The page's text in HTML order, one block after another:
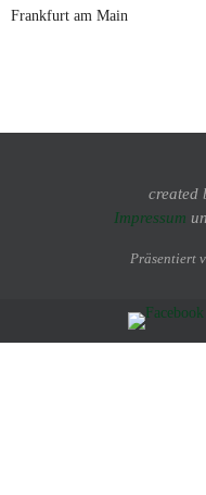
Frankfurt am Main
created
Impressum
Präsentiert